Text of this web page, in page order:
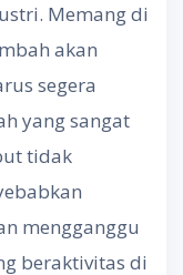
Memang di
akan
segera
yang sangat
tidak
mengganggu
beraktivitas di